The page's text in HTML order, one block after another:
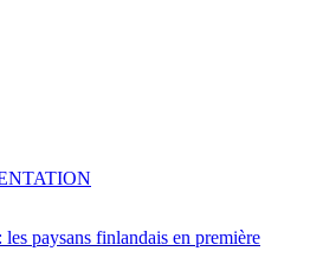
paysans finlandais en première